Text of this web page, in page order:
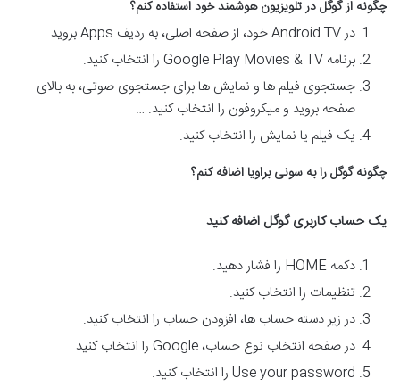
چگونه از گوگل در تلویزیون هوشمند خود استفاده کنم؟
در Android TV خود، از صفحه اصلی، به ردیف Apps بروید.
برنامه Google Play Movies & TV را انتخاب کنید.
جستجوی فیلم ها و نمایش ها برای جستجوی صوتی، به بالای
صفحه بروید و میکروفون را انتخاب کنید. …
یک فیلم یا نمایش را انتخاب کنید.
چگونه گوگل را به سونی براویا اضافه کنم؟
یک حساب کاربری گوگل اضافه کنید
دکمه HOME را فشار دهید.
تنظیمات را انتخاب کنید.
در زیر دسته حساب ها، افزودن حساب را انتخاب کنید.
در صفحه انتخاب نوع حساب، Google را انتخاب کنید.
Use your password را انتخاب کنید.